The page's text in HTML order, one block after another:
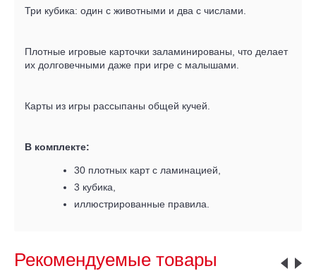
Три кубика: один с животными и два с числами.
Плотные игровые карточки заламинированы, что делает
их долговечными даже при игре с малышами.
Карты из игры рассыпаны общей кучей.
В комплекте:
30 плотных карт с ламинацией,
3 кубика,
иллюстрированные правила.
Рекомендуемые товары